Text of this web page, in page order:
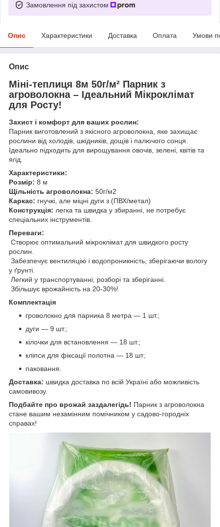
Замовлення під захистом
Опис Характеристики Доставка Оплата Умови
Опис
Міні-теплиця 8м 50г/м² Парник з
агроволокна – Ідеальний Мікроклімат
для Росту!
Захист і комфорт для ваших рослин:
Парник виготовлений з якісного агроволокна, яке захищає
рослини від холодів, шкідників, дощів і палючого сонця.
Ідеально підходить для вирощування овочів, зелені, квітів та
ягід.
Характеристики:
Розмір: 8 м
Щільність агроволокна: 50г/м2
Каркас: гнучкі, але міцні дуги з (ПВХ/метал)
Конструкція: легка та швидка у збиранні, не потребує
спеціальних інструментів.
Переваги:
Створює оптимальний мікроклімат для швидкого росту
рослин.
Забезпечує вентиляцію і водопроникність, зберігаючи вологу
у ґрунті.
Легкий у транспортуванні, розборі та зберіганні.
Збільшує врожайність на 20-30%!
Комплектація
гроволокно для парника 8 метра — 1 шт.;
дуги — 9 шт.;
кілочки для встановлення — 18 шт.;
кліпси для фіксації полотна — 18 шт;
паковання.
Доставка: швидка доставка по всій Україні або можливість
самовивозу.
Подбайте про врожай заздалегідь! Парник з агроволокна
стане вашим незамінним помічником у садово-городніх
справах!